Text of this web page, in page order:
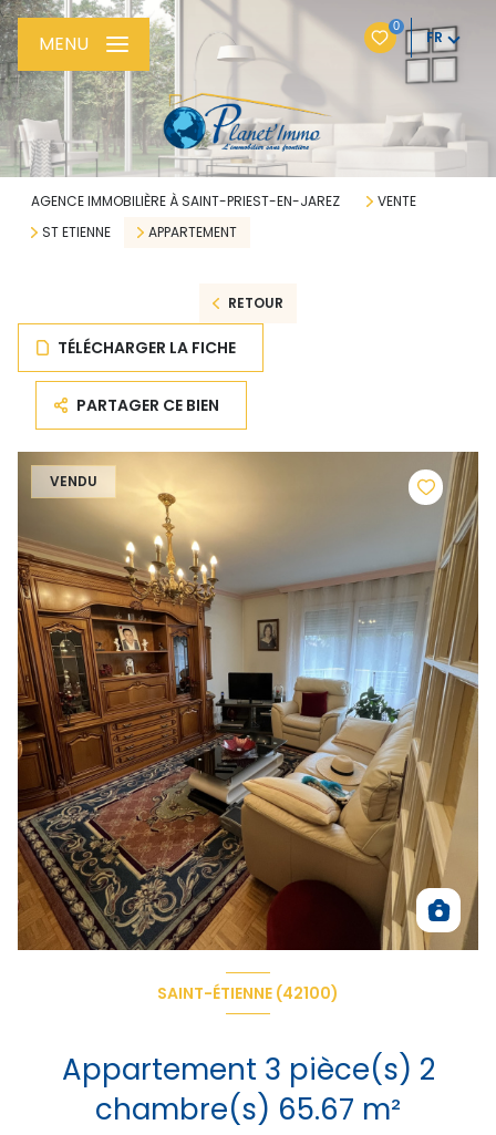
0
FR
MENU
AGENCE IMMOBILIÈRE À SAINT-PRIEST-EN-JAREZ
VENTE
ST ETIENNE
APPARTEMENT
RETOUR
TÉLÉCHARGER LA FICHE
PARTAGER CE BIEN
VENDU
SAINT-ÉTIENNE (42100)
Appartement 3 pièce(s) 2
chambre(s) 65.67 m²